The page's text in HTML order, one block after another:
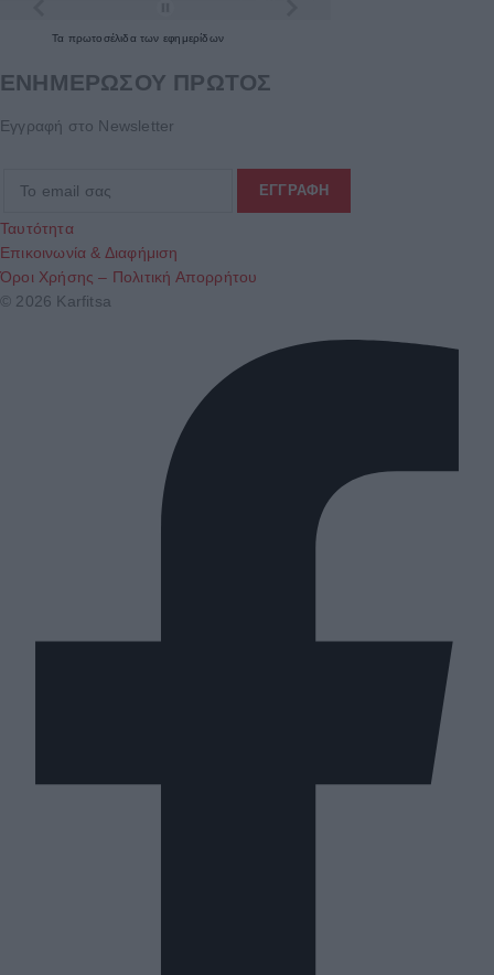
Τα πρωτοσέλιδατων εφημερίδων
ΕΝΗΜΕΡΩΣΟΥ ΠΡΩΤΟΣ
Εγγραφή στο Newsletter
Ταυτότητα
Επικοινωνία & Διαφήμιση
Όροι Χρήσης – Πολιτική Απορρήτου
© 2026 Karfitsa